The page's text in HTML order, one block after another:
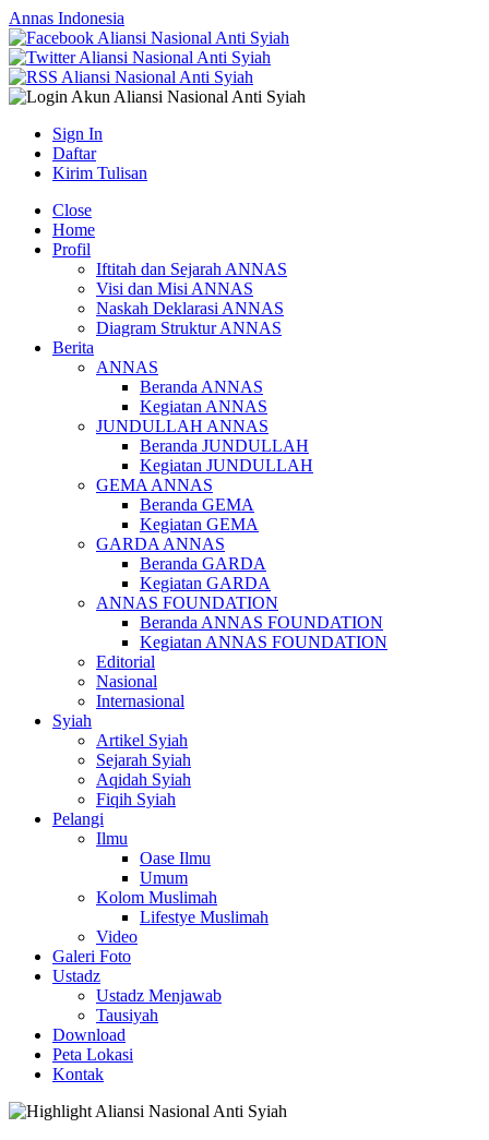
Annas Indonesia
Sign In
Daftar
Kirim Tulisan
Close
Home
Profil
Iftitah dan Sejarah ANNAS
Visi dan Misi ANNAS
Naskah Deklarasi ANNAS
Diagram Struktur ANNAS
Berita
ANNAS
Beranda ANNAS
Kegiatan ANNAS
JUNDULLAH ANNAS
Beranda JUNDULLAH
Kegiatan JUNDULLAH
GEMA ANNAS
Beranda GEMA
Kegiatan GEMA
GARDA ANNAS
Beranda GARDA
Kegiatan GARDA
ANNAS FOUNDATION
Beranda ANNAS FOUNDATION
Kegiatan ANNAS FOUNDATION
Editorial
Nasional
Internasional
Syiah
Artikel Syiah
Sejarah Syiah
Aqidah Syiah
Fiqih Syiah
Pelangi
Ilmu
Oase Ilmu
Umum
Kolom Muslimah
Lifestye Muslimah
Video
Galeri Foto
Ustadz
Ustadz Menjawab
Tausiyah
Download
Peta Lokasi
Kontak